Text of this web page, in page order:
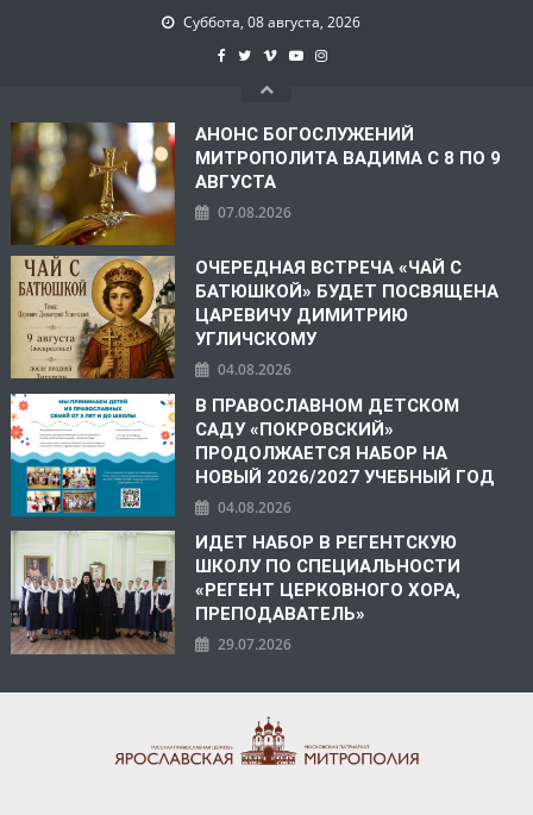
Суббота, 08 августа, 2026
АНОНС БОГОСЛУЖЕНИЙ
МИТРОПОЛИТА ВАДИМА С 8 ПО 9
АВГУСТА
07.08.2026
ОЧЕРЕДНАЯ ВСТРЕЧА «ЧАЙ С
БАТЮШКОЙ» БУДЕТ ПОСВЯЩЕНА
ЦАРЕВИЧУ ДИМИТРИЮ
УГЛИЧСКОМУ
04.08.2026
В ПРАВОСЛАВНОМ ДЕТСКОМ
САДУ «ПОКРОВСКИЙ»
ПРОДОЛЖАЕТСЯ НАБОР НА
НОВЫЙ 2026/2027 УЧЕБНЫЙ ГОД
04.08.2026
ИДЕТ НАБОР В РЕГЕНТСКУЮ
ШКОЛУ ПО СПЕЦИАЛЬНОСТИ
«РЕГЕНТ ЦЕРКОВНОГО ХОРА,
ПРЕПОДАВАТЕЛЬ»
29.07.2026